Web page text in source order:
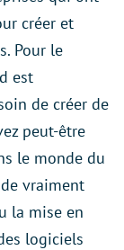
créer et
Pour le
est
de créer de
peut-être
le monde du
vraiment
la mise en
logiciels